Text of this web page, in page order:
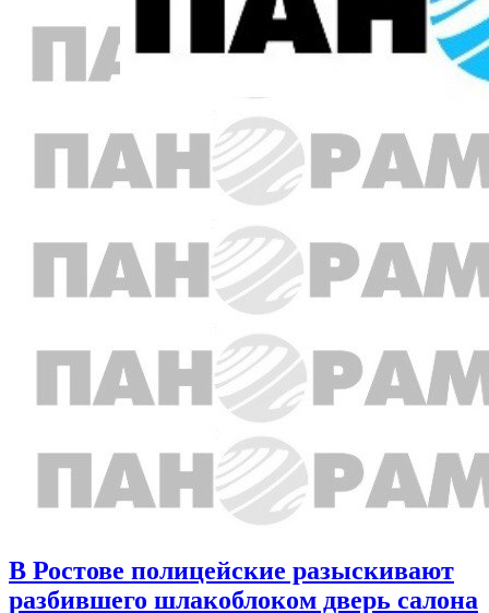
В Ростове полицейские разыскивают
разбившего шлакоблоком дверь салона